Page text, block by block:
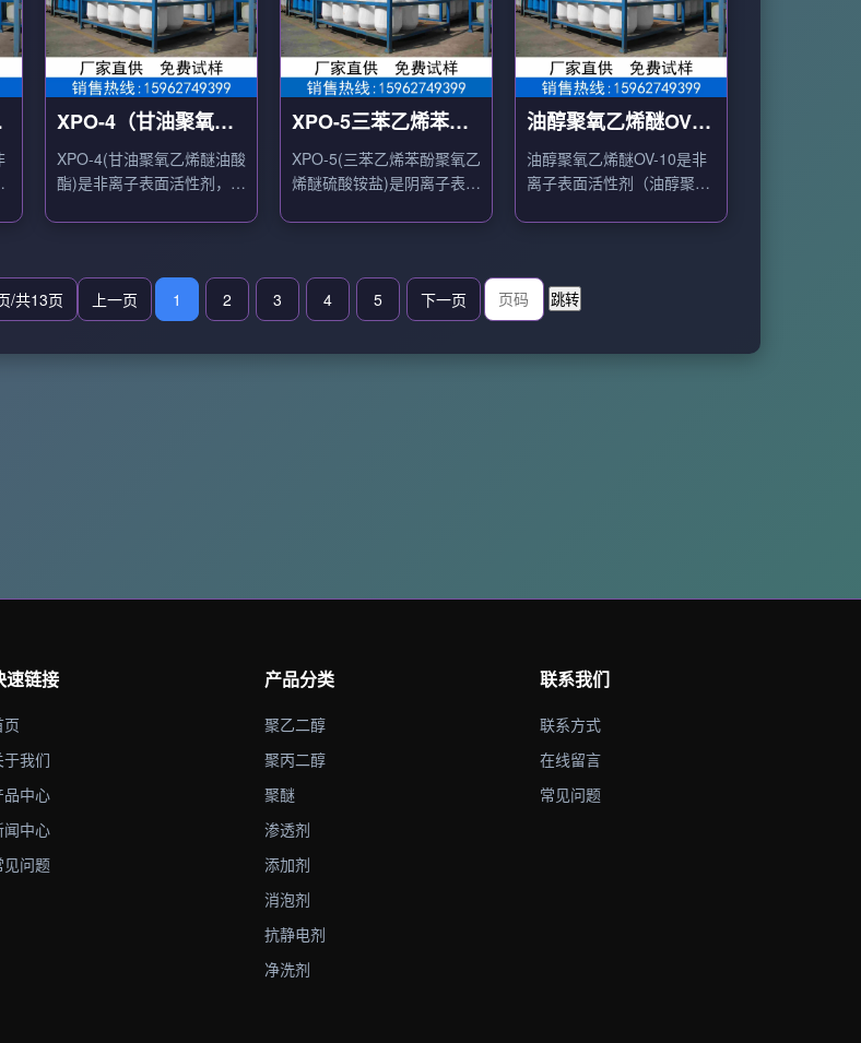
XPO-4（甘油聚氧乙
烯醚油酸酯），高温
匀染剂
XPO-4(甘油聚氧乙烯醚油酸
酯)是非离子表面活性剂，用
XPO-5三苯乙烯苯酚
聚氧乙烯醚硫酸铵盐
XPO-5(三苯乙烯苯酚聚氧乙
烯醚硫酸铵盐)是阴离子表面
油醇聚氧乙烯醚OV-
10
油醇聚氧乙烯醚OV-10是非
离子表面活性剂（油醇聚氧
/共13页 上一页 1 2 3 4 5 下一页
速链接
页
于我们
品中心
闻中心
见问题
产品分类
聚乙二醇
聚丙二醇
聚醚
渗透剂
添加剂
消泡剂
抗静电剂
净洗剂
联系我们
联系方式
在线留言
常见问题